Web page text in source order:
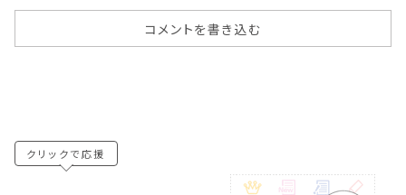
コメントを書き込む
クリックで応援